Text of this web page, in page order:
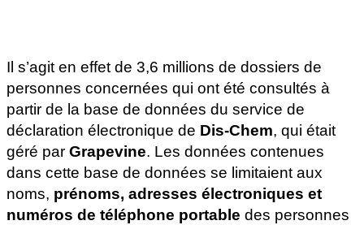
Il s’agit en effet de 3,6 millions de dossiers de
personnes concernées qui ont été consultés à
partir de la base de données du service de
déclaration électronique de Dis-Chem, qui était
géré par Grapevine. Les données contenues
dans cette base de données se limitaient aux
noms, prénoms, adresses électroniques et
numéros de téléphone portable des personnes